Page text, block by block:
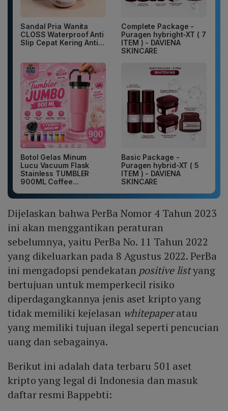
Sandal Pria Wanita
CLOSS Waterproof Anti
Slip Cepat Kering Anti...
Complete Package -
Puragen hybright-XT ( 7
ITEM ) - DAVIENA
SKINCARE
Botol Gelas Minum
Lucu Vacuum Flask
Stainless TUMBLER
900ML Coffee...
Basic Package -
Puragen hybrid-XT ( 5
ITEM ) - DAVIENA
SKINCARE
Dijelaskan bahwa PerBa Nomor 4 Tahun 2023
ini akan menggantikan peraturan
sebelumnya, yaitu PerBa No. 11 Tahun 2022
yang dikeluarkan pada 8 Agustus 2022. PerBa
ini mengadopsi pendekatan positive listyang
bertujuan untuk memperkecil risiko
diperdagangkannya jenis aset kripto yang
tidak memiliki kejelasan whitepaperatau
yang memiliki tujuan ilegal seperti pencucian
uang dan sebagainya.
Berikut ini adalah data terbaru 501 aset
kripto yang legal di Indonesia dan masuk
daftar resmi Bappebti: